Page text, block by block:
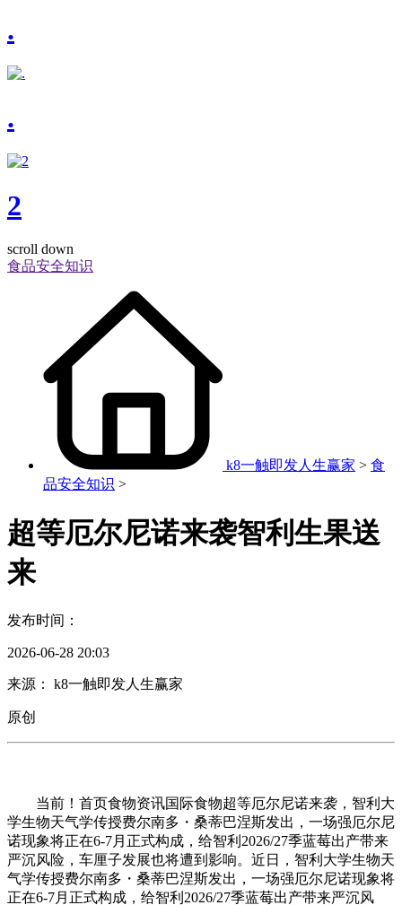
.
.
2
scroll down
食品安全知识
k8一触即发人生赢家 > 食
品安全知识 >
超等厄尔尼诺来袭智利生果送
来
发布时间：
2026-06-28 20:03
来源： k8一触即发人生赢家
原创
当前！首页食物资讯国际食物超等厄尔尼诺来袭，智利大
学生物天气学传授费尔南多・桑蒂巴涅斯发出，一场强厄尔尼
诺现象将正在6-7月正式构成，给智利2026/27季蓝莓出产带来
严沉风险，车厘子发展也将遭到影响。近日，智利大学生物天
气学传授费尔南多・桑蒂巴涅斯发出，一场强厄尔尼诺现象将
正在6-7月正式构成，给智利2026/27季蓝莓出产带来严沉风